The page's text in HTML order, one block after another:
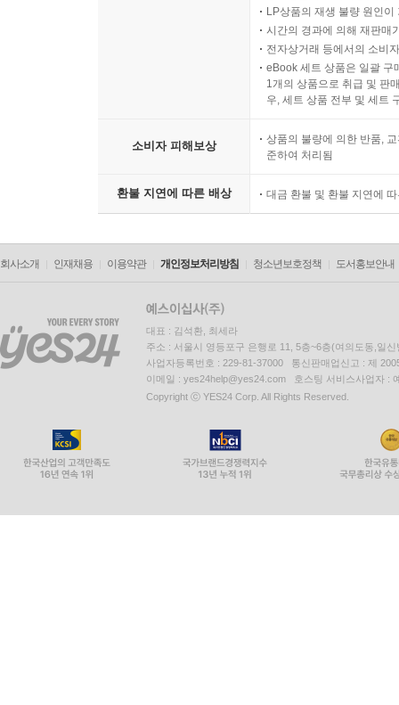
LP상품의 재생 불량 원인
시간의 경과에 의해 재판매
전자상거래 등에서의 소비
eBook 세트 상품은 일괄 구
1개의 상품으로 취급 및 판
우, 세트 상품 전부 및 세트
소비자 피해보상
상품의 불량에 의한 반품,
준하여 처리됨
환불 지연에 따른 배상 대금 환불 및 환불 지연에
회사소개 인재채용 이용약관 개인정보처리방침 청소년보호정책 도서홍보안내
대표 : 김석환, 최세라
주소 : 서울시 영등포구 은행로 11, 5층~6층(여의도동,일신
사업자등록번호 : 229-81-37000 통신판매업신고 : 제
이메일 : yes24help@yes24.com 호스팅 서비스사업자 :
Copyright ⓒ YES24 Corp. All Rights Reserved.